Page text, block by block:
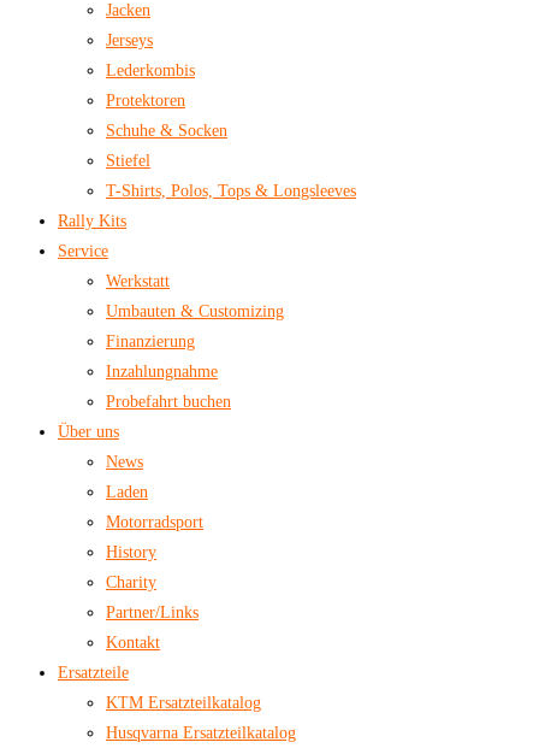
Jacken
Jerseys
Lederkombis
Protektoren
Schuhe & Socken
Stiefel
T-Shirts, Polos, Tops & Longsleeves
Rally Kits
Service
Werkstatt
Umbauten & Customizing
Finanzierung
Inzahlungnahme
Probefahrt buchen
Über uns
News
Laden
Motorradsport
History
Charity
Partner/Links
Kontakt
Ersatzteile
KTM Ersatzteilkatalog
Husqvarna Ersatzteilkatalog